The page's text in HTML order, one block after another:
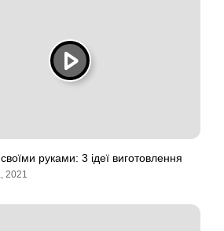
руками: 3 ідеї виготовлення
2021